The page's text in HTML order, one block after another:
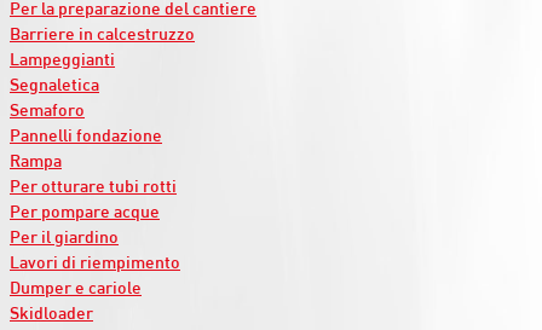
Per la preparazione del cantiere
Barriere in calcestruzzo
Lampeggianti
Segnaletica
Semaforo
Pannelli fondazione
Rampa
Per otturare tubi rotti
Per pompare acque
Per il giardino
Lavori di riempimento
Dumper e cariole
Skidloader